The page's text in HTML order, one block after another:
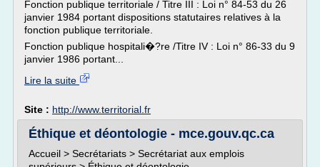
Fonction publique territoriale / Titre III : Loi n° 84-53 du 26
janvier 1984 portant dispositions statutaires relatives à la
fonction publique territoriale.
Fonction publique hospitali�?re /Titre IV : Loi n° 86-33 du 9
janvier 1986 portant...
Lire la suite
Site : http://www.territorial.fr
Éthique et déontologie - mce.gouv.qc.ca
Accueil > Secrétariats > Secrétariat aux emplois